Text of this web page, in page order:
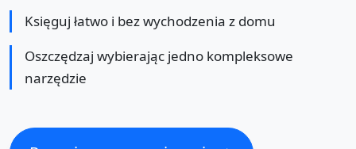
Księguj łatwo i bez wychodzenia z domu
Oszczędzaj wybierając jedno kompleksowe
narzędzie